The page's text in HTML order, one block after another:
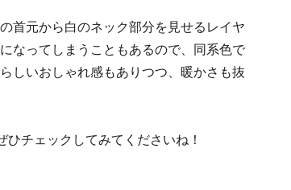
首元から白のネック部分を見せるレイヤ
なってしまうこともあるので、同系色で
しいおしゃれ感もありつつ、暖かさも抜
チェックしてみてくださいね！